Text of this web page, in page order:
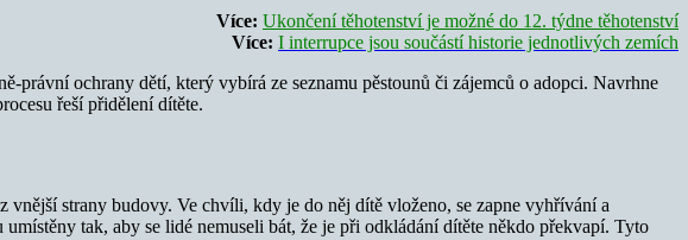
Více: Ukončení těhotenství je možné do 12. týdne těhotenství
Více: I interrupce jsou součástí historie jednotlivých zemích
právní ochrany dětí, který vybírá ze seznamu pěstounů či zájemců o adopci. Navrhne
řeší přidělení dítěte.
strany budovy. Ve chvíli, kdy je do něj dítě vloženo, se zapne vyhřívání a
tak, aby se lidé nemuseli bát, že je při odkládání dítěte někdo překvapí. Tyto